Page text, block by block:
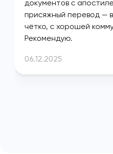
документов с
присяжный перевод —
чётко, с хорошей
Рекомендую.
06.12.2025